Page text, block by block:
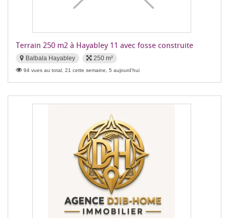
Terrain 250 m2 à Hayabley 11 avec fosse construite
Balbala Hayabley 250 m²
94 vues au total, 21 cette semaine, 5 aujourd'hui